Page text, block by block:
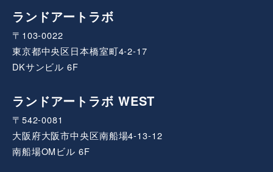
ランドアートラボ
〒103-0022
東京都中央区日本橋室町4-2-17
DKサンビル 6F
ランドアートラボ WEST
〒542-0081
大阪府大阪市中央区南船場4-13-12
南船場OMビル 6F